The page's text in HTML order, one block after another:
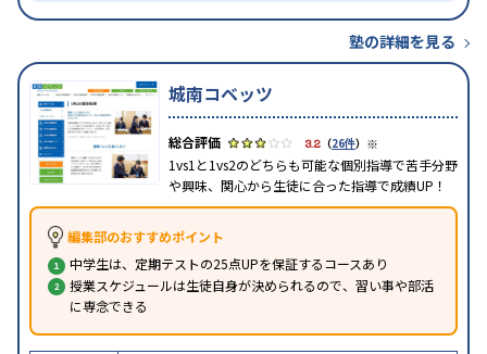
塾の詳細を見る
城南コベッツ
3.2 （26件） ※
1vs1と1vs2のどちらも可能な個別指導で苦手分野
や興味、関心から生徒に合った指導で成績UP！
編集部のおすすめポイント
中学生は、定期テストの25点UPを保証するコースあり
授業スケジュールは生徒自身が決められるので、習い事や部活
に専念できる